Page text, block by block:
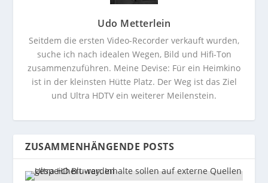
Udo Metterlein
Seitdem die ersten Video-Recorder verkauft wurden,
suche ich nach idealen Wegen, Bild und Hifi-Ton
zusammenzuführen. Meine Devise: Für ein Heimkino
ist in der kleinsten Hütte Platz. Der Weg ist das Ziel
und Ultra HDTV ein weiterer Meilenstein.
ZUSAMMENHÄNGENDE POSTS